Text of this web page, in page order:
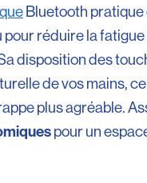
Bluetooth
réduire la
disposition des
de vos mains,
plus agréable.
pour un